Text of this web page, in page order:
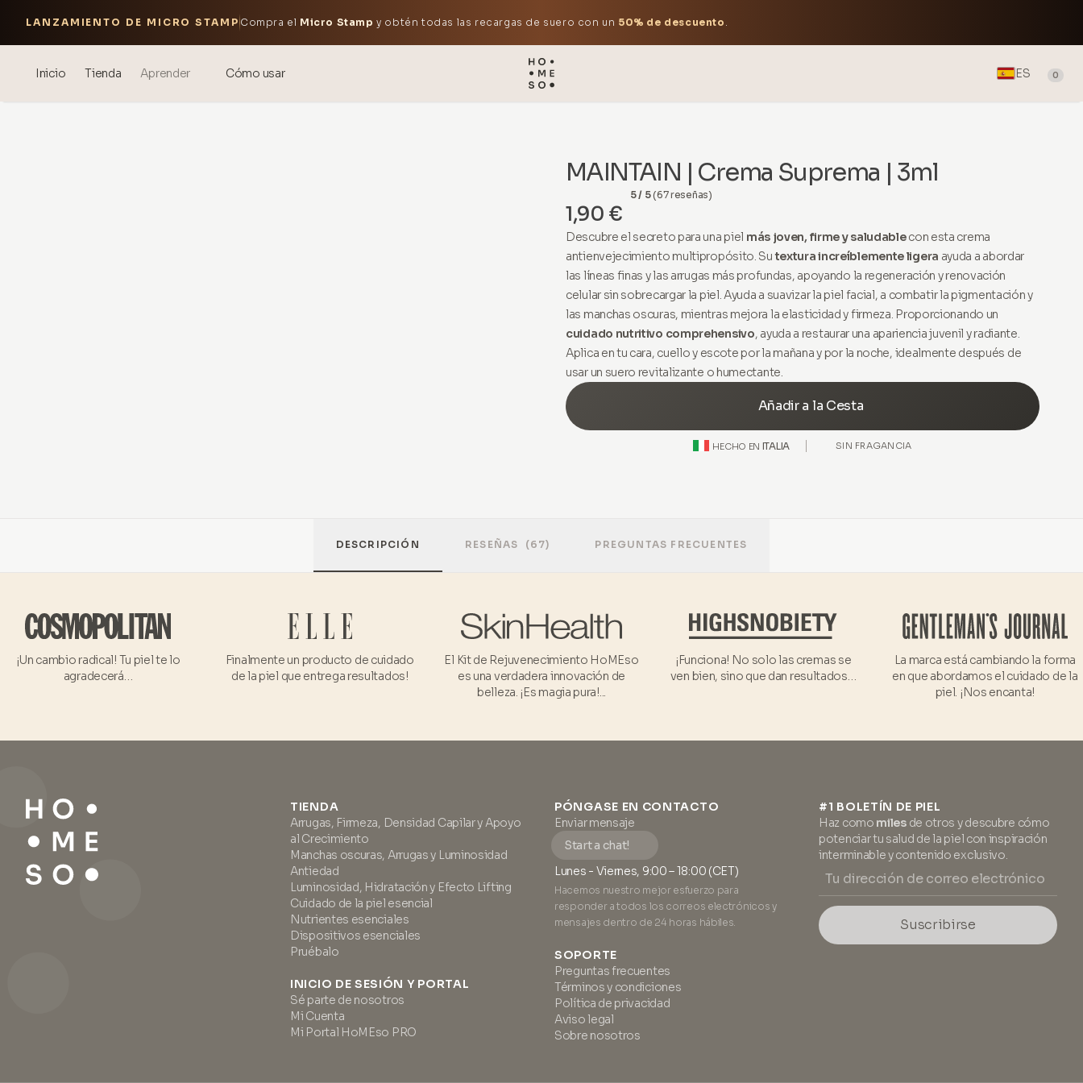
LANZAMIENTO DE MICRO STAMPCompra el Micro Stamp y obtén todas las recargas de suero con un 50% de descuento .
Inicio Tienda Aprender Cómo usar ES 0
MAINTAIN | Crema Suprema | 3ml
5 / 5(67 reseñas)
1,90 €
Descubre el secreto para una piel más joven, firme y saludablecon esta crema
antienvejecimiento multipropósito. Sutextura increíblemente ligera ayuda a abordar
las líneas finas y las arrugas más profundas, apoyando la regeneración y renovación
celular sin sobrecargar la piel. Ayuda a suavizar la piel facial, a combatir la pigmentación y
las manchas oscuras, mientras mejora la elasticidad y firmeza. Proporcionando un
cuidado nutritivo comprehensivo, ayuda a restaurar una apariencia juvenil y radiante.
Aplica en tu cara, cuello y escote por la mañana y por la noche, idealmente después de
usar un suero revitalizante o humectante.
Añadir a la Cesta
HECHO EN ITALIA SIN FRAGANCIA
DESCRIPCIÓN RESEÑAS (67) PREGUNTAS FRECUENTES
¡Un cambio radical! Tu piel te lo
agradecerá…
Finalmente un producto de cuidado
de la piel que entrega resultados!
El Kit de Rejuvenecimiento HoMEso
es una verdadera innovación de
belleza. ¡Es magia pura!...
¡Funciona! No solo las cremas se
ven bien, sino que dan resultados…
La marca está cambiando la forma
en que abordamos el cuidado de la
piel. ¡Nos encanta!
TIENDA
Arrugas, Firmeza, Densidad Capilar y Apoyo
al Crecimiento
Manchas oscuras, Arrugas y Luminosidad
Antiedad
Luminosidad, Hidratación y Efecto Lifting
Cuidado de la piel esencial
Nutrientes esenciales
Dispositivos esenciales
Pruébalo
INICIO DE SESIÓN Y PORTAL
Sé parte de nosotros
Mi Cuenta
Mi Portal HoMEso PRO
PÓNGASE EN CONTACTO
Enviar mensaje
Start a chat!
Lunes - Viernes, 9:00 – 18:00 (CET)
Hacemos nuestro mejor esfuerzo para
responder a todos los correos electrónicos y
mensajes dentro de 24 horas hábiles.
SOPORTE
Preguntas frecuentes
Términos y condiciones
Política de privacidad
Aviso legal
Sobre nosotros
#1 BOLETÍN DE PIEL
Haz como milesde otros y descubre cómo
potenciar tu salud de la piel con inspiración
interminable y contenido exclusivo.
Suscribirse